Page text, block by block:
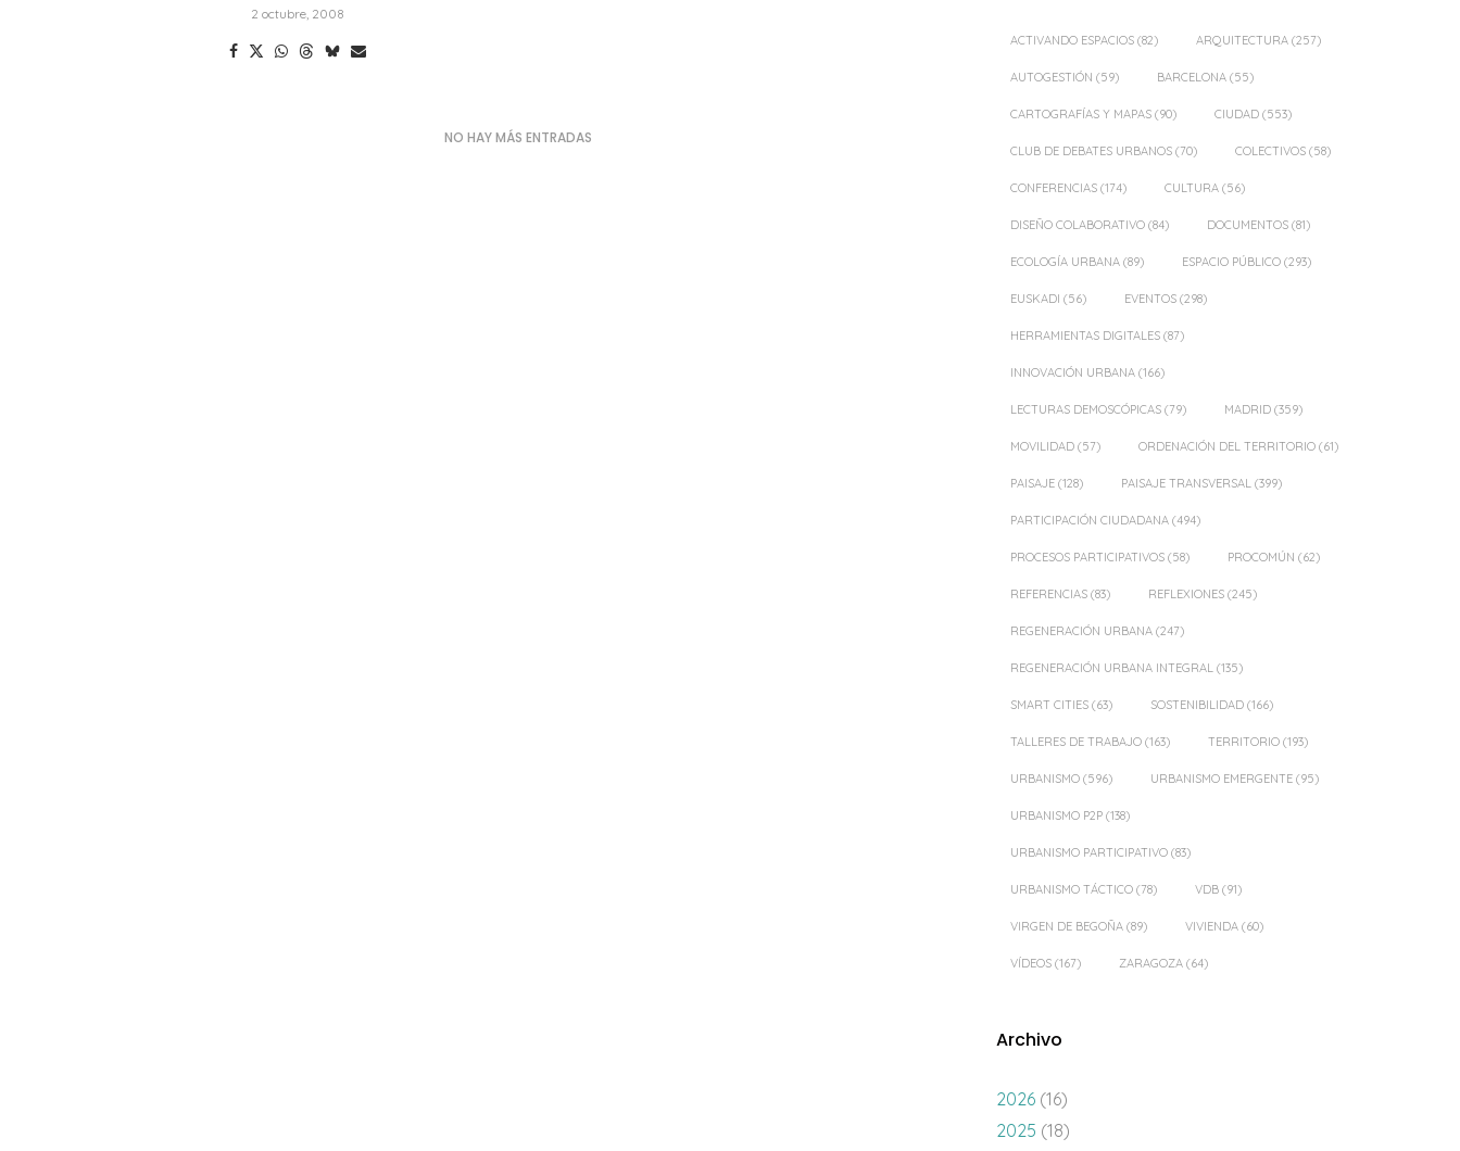
2 octubre, 2008
ACTIVANDO ESPACIOS (82) ARQUITECTURA (257)
AUTOGESTIÓN (59) BARCELONA (55)
CARTOGRAFÍAS Y MAPAS (90) CIUDAD (553)
CLUB DE DEBATES URBANOS (70) COLECTIVOS (58)
CONFERENCIAS (174) CULTURA (56)
DISEÑO COLABORATIVO (84) DOCUMENTOS (81)
ECOLOGÍA URBANA (89) ESPACIO PÚBLICO (293)
EUSKADI (56) EVENTOS (298)
HERRAMIENTAS DIGITALES (87)
INNOVACIÓN URBANA (166)
LECTURAS DEMOSCÓPICAS (79) MADRID (359)
MOVILIDAD (57) ORDENACIÓN DEL TERRITORIO (61)
PAISAJE (128) PAISAJE TRANSVERSAL (399)
PARTICIPACIÓN CIUDADANA (494)
PROCESOS PARTICIPATIVOS (58) PROCOMÚN (62)
REFERENCIAS (83) REFLEXIONES (245)
REGENERACIÓN URBANA (247)
REGENERACIÓN URBANA INTEGRAL (135)
SMART CITIES (63) SOSTENIBILIDAD (166)
TALLERES DE TRABAJO (163) TERRITORIO (193)
URBANISMO (596) URBANISMO EMERGENTE (95)
URBANISMO P2P (138)
URBANISMO PARTICIPATIVO (83)
URBANISMO TÁCTICO (78) VDB (91)
VIRGEN DE BEGOÑA (89) VIVIENDA (60)
VÍDEOS (167) ZARAGOZA (64)
Archivo
2026 (16)
2025 (18)